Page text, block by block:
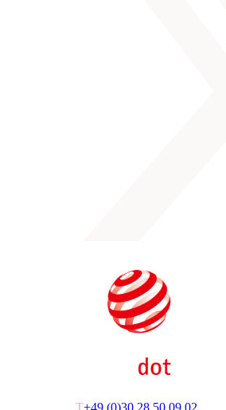
T+49 (0)30 28 50 09 02